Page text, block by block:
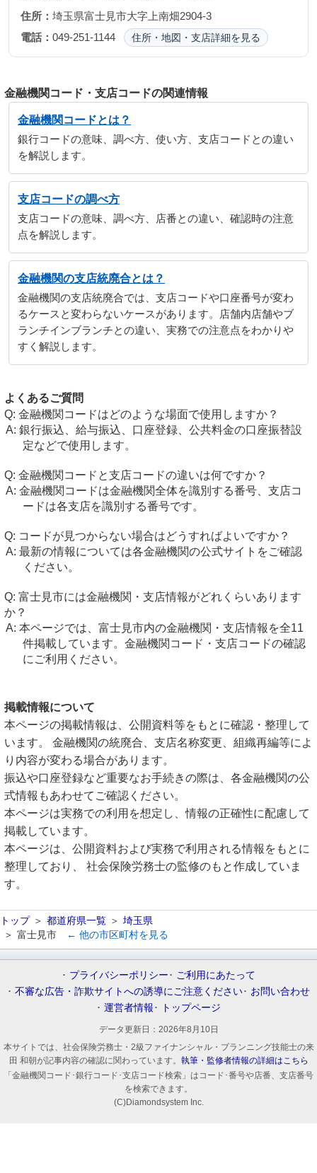
住所： 埼玉県富士見市大字上南畑2904-3
電話： 049-251-1144 住所・地図・支店詳細を見る
金融機関コード・支店コードの関連情報
金融機関コードとは？
銀行コードの意味、調べ方、使い方、支店コードとの違い
を解説します。
支店コードの調べ方
支店コードの意味、調べ方、店番との違い、確認時の注意
点を解説します。
金融機関の支店統廃合とは？
金融機関の支店統廃合では、支店コードや口座番号が変わ
るケースと変わらないケースがあります。店舗内店舗やブ
ランチインブランチとの違い、実務での注意点をわかりや
すく解説します。
よくあるご質問
金融機関コードはどのような場面で使用しますか？
銀行振込、給与振込、口座登録、公共料金の口座振替設
定などで使用します。
金融機関コードと支店コードの違いは何ですか？
金融機関コードは金融機関全体を識別する番号、支店コ
ードは各支店を識別する番号です。
コードが見つからない場合はどうすればよいですか？
最新の情報については各金融機関の公式サイトをご確認
ください。
富士見市には金融機関・支店情報がどれくらいあります
か？
本ページでは、富士見市内の金融機関・支店情報を全11
件掲載しています。金融機関コード・支店コードの確認
にご利用ください。
掲載情報について
本ページの掲載情報は、公開資料等をもとに確認・整理して
います。 金融機関の統廃合、支店名称変更、組織再編等によ
り内容が変わる場合があります。
振込や口座登録など重要なお手続きの際は、各金融機関の公
式情報もあわせてご確認ください。
本ページは実務での利用を想定し、情報の正確性に配慮して
掲載しています。
本ページは、公開資料および実務で利用される情報をもとに
整理しており、 社会保険労務士の監修のもと作成していま
す。
トップ 都道府県一覧
埼玉県
富士見市
← 他の市区町村を見る
プライバシーポリシー
ご利用にあたって
不審な広告・詐欺サイトへの誘導にご注意ください
お問い合わせ
運営者情報
トップページ
データ更新日： 2026年8月10日
本サイトでは、社会保険労務士・2級ファイナンシャル・プランニング技能士の来
田 和朝が記事内容の確認に関わっています。 執筆・監修者情報の詳細はこちら
「金融機関コード･銀行コード･支店コード検索」はコード･番号や店番、支店番号
を検索できます。
(C)Diamondsystem Inc.